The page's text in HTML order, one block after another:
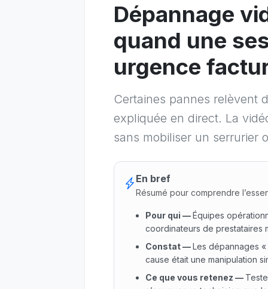
Dépannage
quand une
urgence
Certaines pannes relèvent
expliquée en direct. La
sans mobiliser un serrurier
En bref
Résumé pour comprendre
Pour qui —Équipes
coordinateurs de prestataires
Constat—Les dépannages
cause était une manipulation
Ce que vous retenez —